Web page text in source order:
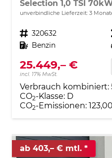
Selection 1,0 TSI
unverbindliche Lieferzeit: 3
Fahrzeugnr. 320632
Kraftstoff Benzin
25.449,– €
incl. 17% MwSt.
Verbrauch kombiniert:
CO2-Klasse: D
CO2-Emissionen:
ab 403,– € mtl.